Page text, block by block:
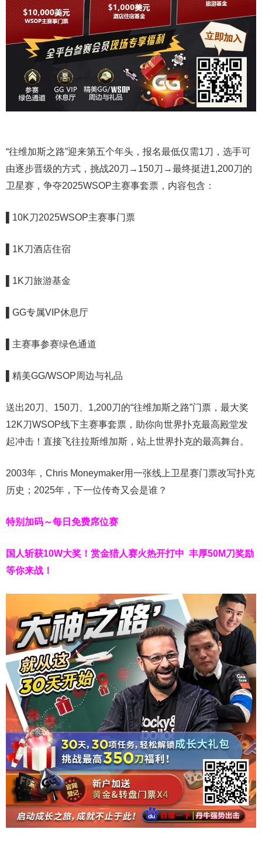
“往维加斯之路”迎来第五个年头，报名最低仅需1刀，选手可
由逐步晋级的方式，挑战20刀→150刀→最终挺进1,200刀的
卫星赛，争夺2025WSOP主赛事套票，内容包含：
10K刀2025WSOP主赛事门票
▌1K刀酒店住宿
▌1K刀旅游基金
▌GG专属VIP休息厅
▌主赛事参赛绿色通道
▌精美GG/WSOP周边与礼品
送出20刀、150刀、1,200刀的“往维加斯之路”门票，最大奖
12K刀WSOP线下主赛事套票，助你向世界扑克最高殿堂发
起冲击！直接飞往拉斯维加斯，站上世界扑克的最高舞台。
2003年，Chris Moneymaker用一张线上卫星赛门票改写扑克
历史；2025年，下一位传奇又会是谁？
特别加码～每日免费席位赛
国人斩获10W大奖！ 赏金猎人赛火热开打中 丰厚50M刀奖励
等你来战！